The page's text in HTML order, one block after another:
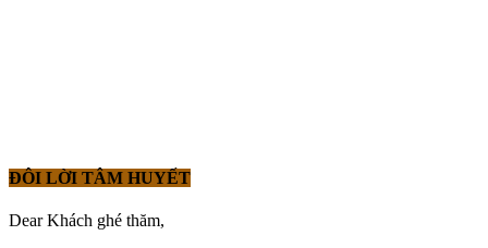
ĐÔI LỜI TÂM HUYẾT
Dear Khách ghé thăm,